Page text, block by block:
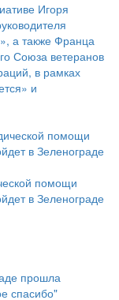
Игоря
а также Франца
Союза ветеранов
в рамках
и
помощи
в Зеленограде